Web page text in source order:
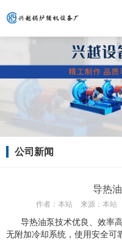
公司新闻
导热
作者： 本站 来源： 本站
导热油泵技术优良、效率高
无附加冷却系统，使用安全可